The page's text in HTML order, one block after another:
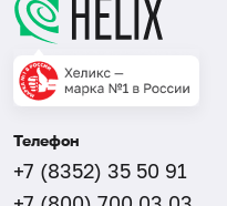
Телефон
+7 (8352) 35 50 91